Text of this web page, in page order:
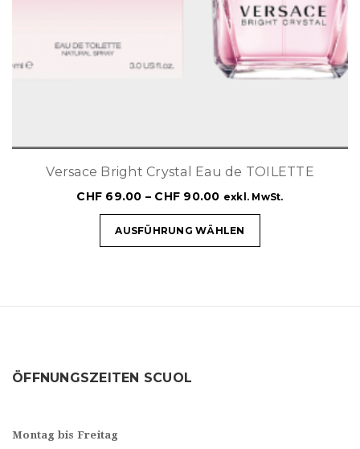
Versace Bright Crystal Eau de TOILETTE
CHF 69.00 – CHF 90.00 exkl. MwSt.
AUSFÜHRUNG WÄHLEN
ÖFFNUNGSZEITEN SCUOL
Montag bis Freitag